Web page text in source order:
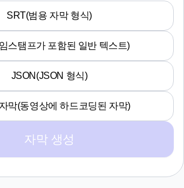
SRT(범용 자막 형식)
스탬프가 포함된 일반 텍스트)
JSON(JSON 형식)
막(동영상에 하드코딩된 자막)
자막 생성